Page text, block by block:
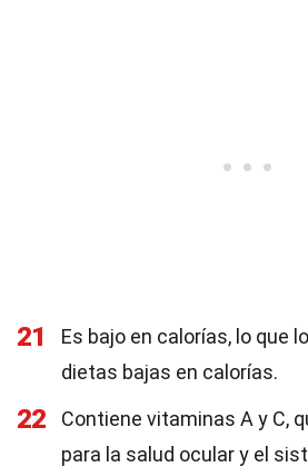
21
Es bajo en calorías, lo que
dietas bajas en calorías.
22
Contiene vitaminas A y C,
para la salud ocular y el